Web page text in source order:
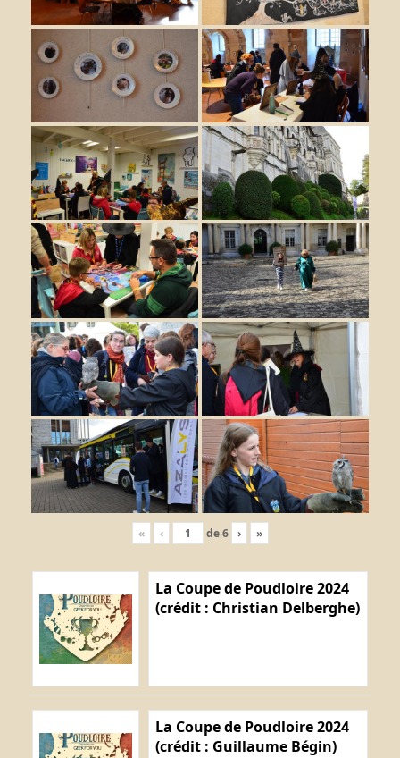
« ‹ de6 › »
La Coupe de Poudloire 2024
(crédit : Christian Delberghe)
La Coupe de Poudloire 2024
(crédit : Guillaume Bégin)